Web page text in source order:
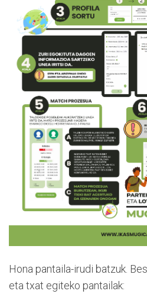
Hona pantaila-irudi batzuk.
eta txat egiteko pantailak: